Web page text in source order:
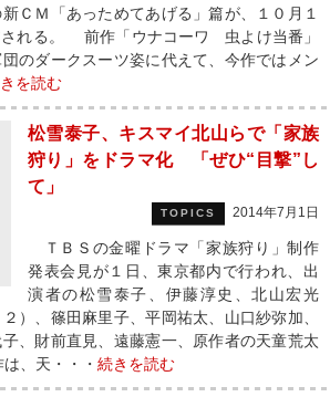
ＣＭ「あっためてあげる」篇が、１０月１
される。 前作「ウナコーワ 虫よけ当番」
のダークスーツ姿に代えて、今作ではメン
を読む
松雪泰子、キスマイ北山らで「家族
狩り」をドラマ化 「ぜひ“目撃”し
て」
TOPICS 2014年7月1日
ＴＢＳの金曜ドラマ「家族狩り」制作
発表会見が１日、東京都内で行われ、出
演者の松雪泰子、伊藤淳史、北山宏光
）、篠田麻里子、平岡祐太、山口紗弥加、
、財前直見、遠藤憲一、原作者の天童荒太
、天・・・ 続きを読む